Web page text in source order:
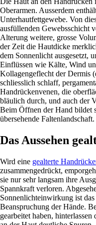
Oberarmen. Ausserdem
Unterhautfettgewebe. Von
ausfüllenden Gewebsschicht
Alterung weitere, grosse
der Zeit die Hautdicke
dem Sonnenlicht ausgesetzt,
Einflüssen wie Kälte, Wind
Kollagengeflecht der Dermis
schliesslich schlaff,
Handrückenvenen, die
bläulich durch, und auch der
Beim Öffnen der Hand bildet
übersehende Faltenlandschaft.
Das Aussehen
Wird eine gealterte
zusammengedrückt,
sie nur sehr langsam ihre
Spannkraft verloren.
Sonnenlichteinwirkung ist
Beanspruchung der Hände.
gearbeitet haben,